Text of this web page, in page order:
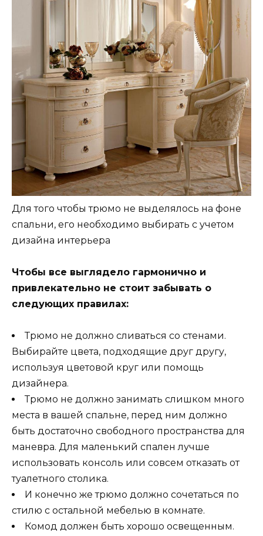
Для того чтобы трюмо не выделялось на фоне
спальни, его необходимо выбирать с учетом
дизайна интерьера
Чтобы все выглядело гармонично и
привлекательно не стоит забывать о
следующих правилах:
Трюмо не должно сливаться со стенами.
Выбирайте цвета, подходящие друг другу,
используя цветовой круг или помощь
дизайнера.
Трюмо не должно занимать слишком много
места в вашей спальне, перед ним должно
быть достаточно свободного пространства для
маневра. Для маленький спален лучше
использовать консоль или совсем отказать от
туалетного столика.
И конечно же трюмо должно сочетаться по
стилю с остальной мебелью в комнате.
Комод должен быть хорошо освещенным.